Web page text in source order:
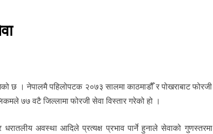
छ । नेपालमै पहिलोपटक २०७३ सालमा काठमाडौँ र पोखराबाट फोरजी
७७ वटै जिल्लामा फोरजी सेवा विस्तार गरेको हो ।
अवस्था आदिले प्रत्यक्ष प्रभाव पार्ने हुनाले सेवाको गुणस्तरमा